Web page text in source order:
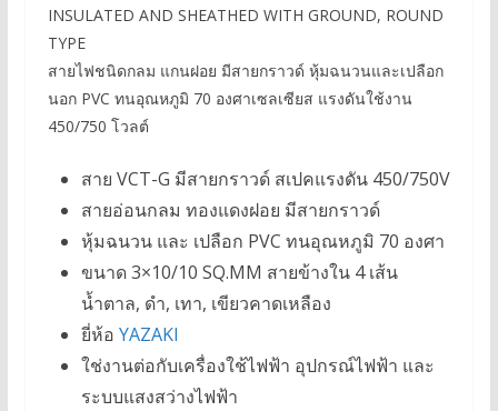
INSULATED AND SHEATHED WITH GROUND, ROUND
TYPE
สายไฟชนิดกลม แกนฝอย มีสายกราวด์ หุ้มฉนวนและเปลือก
นอก PVC ทนอุณหภูมิ 70 องศาเซลเซียส แรงดันใช้งาน
450/750 โวลต์
สาย VCT-G มีสายกราวด์ สเปคแรงดัน 450/750V
สายอ่อนกลม ทองแดงฝอย มีสายกราวด์
หุ้มฉนวน และ เปลือก PVC ทนอุณหภูมิ 70 องศา
ขนาด 3×10/10 SQ.MM สายข้างใน 4 เส้น
น้ำตาล, ดำ, เทา, เขียวคาดเหลือง
ยี่ห้อ YAZAKI
ใช่งานต่อกับเครื่องใช้ไฟฟ้า อุปกรณ์ไฟฟ้า และ
ระบบแสงสว่างไฟฟ้า